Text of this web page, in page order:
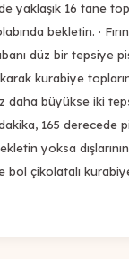
yaklaşık 16 tane top
bekletin. ·
düz bir tepsiye
kurabiye
daha büyükse iki
165 derecede
yoksa dışlarının
bol çikolatalı